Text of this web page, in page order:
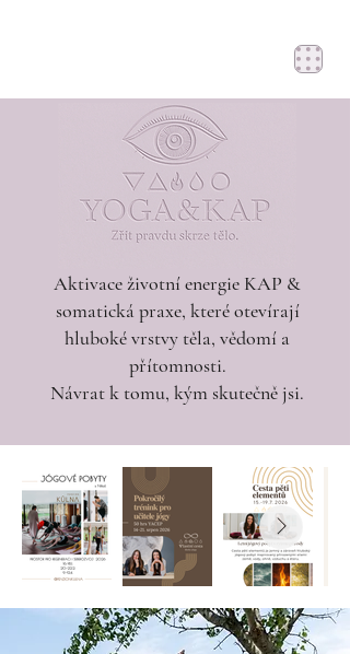
Aktivace životní energie KAP &
somatická praxe, které otevírají
hluboké vrstvy těla, vědomí a
přítomnosti.
Návrat k tomu, kým skutečně jsi.